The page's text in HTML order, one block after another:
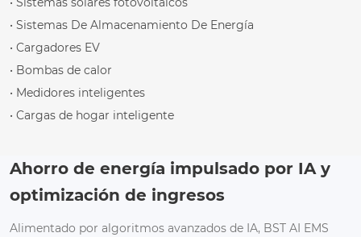
• Sistemas De Almacenamiento De Energía
• Cargadores EV
• Bombas de calor
• Medidores inteligentes
• Cargas de hogar inteligente
Ahorro de energía impulsado por IA y
optimización de ingresos
Alimentado por algoritmos avanzados de IA, BST AI EMS